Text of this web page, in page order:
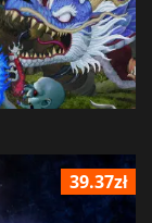
39.37zł